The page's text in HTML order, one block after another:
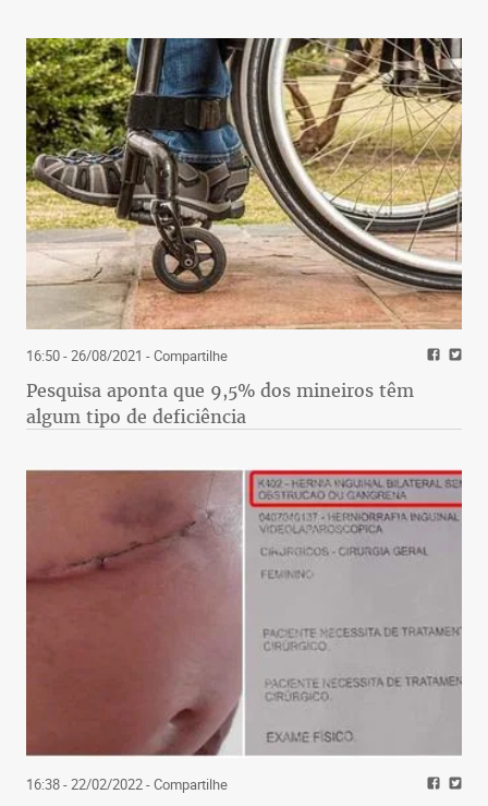
16:50 - 26/08/2021 - Compartilhe
Pesquisa aponta que 9,5% dos mineiros têm
algum tipo de deficiência
16:38 - 22/02/2022- Compartilhe